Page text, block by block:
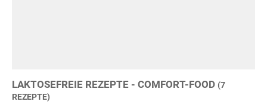
LAKTOSEFREIE REZEPTE - COMFORT-FOOD (7
REZEPTE)